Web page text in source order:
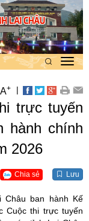
A+ |
trực tuyến
hành chính
2026
Chia sẻ Lưu
Châu ban hành Kế
Cuộc thi trực tuyến